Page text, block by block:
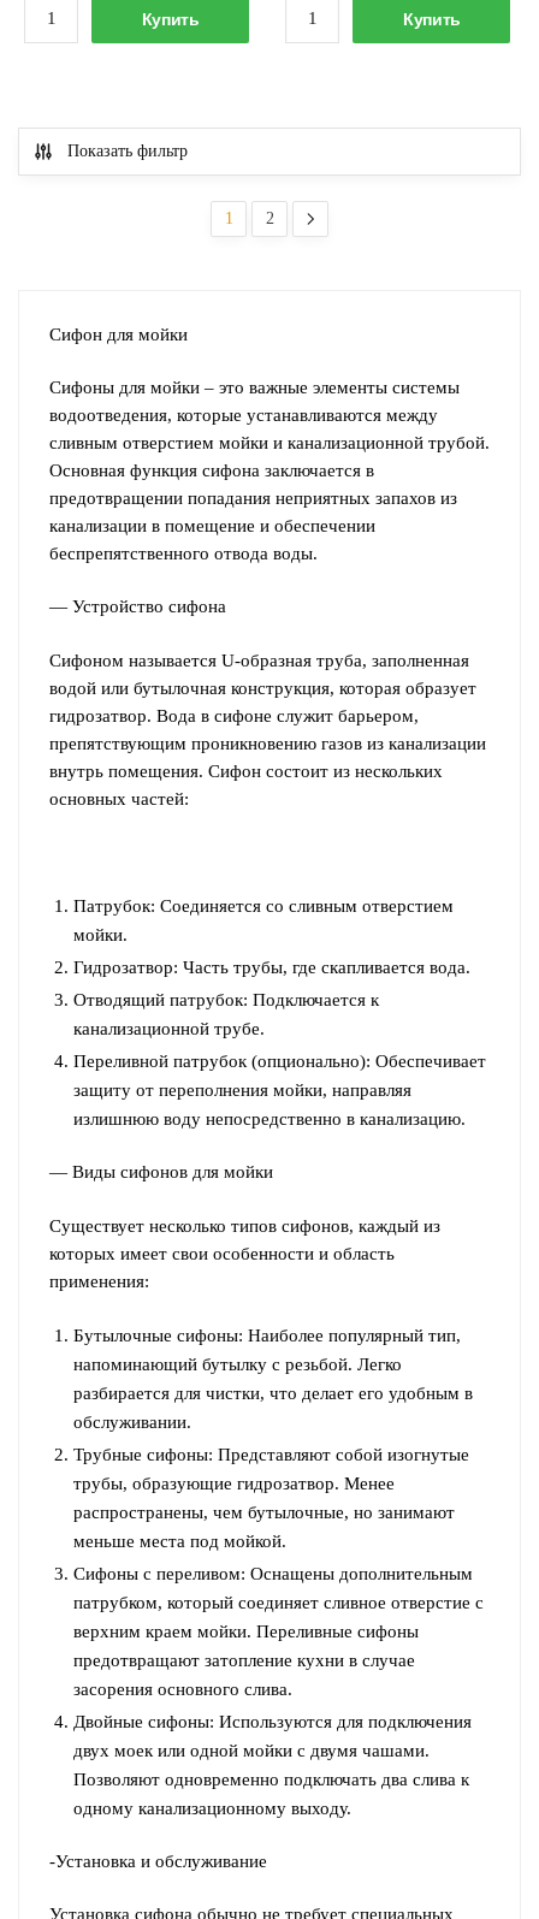
427.00 р..
ORIO
3-
1/2"х40
Купить
двойной
1-
Купить
Показать фильтр
1 2
Сифон для мойки
Сифоны для мойки – это важные элементы системы
водоотведения, которые устанавливаются между
сливным отверстием мойки и канализационной трубой.
Основная функция сифона заключается в
предотвращении попадания неприятных запахов из
канализации в помещение и обеспечении
беспрепятственного отвода воды.
— Устройство сифона
Сифоном называется U-образная труба, заполненная
водой или бутылочная конструкция, которая образует
гидрозатвор. Вода в сифоне служит барьером,
препятствующим проникновению газов из канализации
внутрь помещения. Сифон состоит из нескольких
основных частей:
Патрубок: Соединяется со сливным отверстием
мойки.
Гидрозатвор: Часть трубы, где скапливается вода.
Отводящий патрубок: Подключается к
канализационной трубе.
Переливной патрубок (опционально): Обеспечивает
защиту от переполнения мойки, направляя
излишнюю воду непосредственно в канализацию.
— Виды сифонов для мойки
Существует несколько типов сифонов, каждый из
которых имеет свои особенности и область
применения:
Бутылочные сифоны: Наиболее популярный тип,
напоминающий бутылку с резьбой. Легко
разбирается для чистки, что делает его удобным в
обслуживании.
Трубные сифоны: Представляют собой изогнутые
трубы, образующие гидрозатвор. Менее
распространены, чем бутылочные, но занимают
меньше места под мойкой.
Сифоны с переливом: Оснащены дополнительным
патрубком, который соединяет сливное отверстие с
верхним краем мойки. Переливные сифоны
предотвращают затопление кухни в случае
засорения основного слива.
Двойные сифоны: Используются для подключения
двух моек или одной мойки с двумя чашами.
Позволяют одновременно подключать два слива к
одному канализационному выходу.
-Установка и обслуживание
Установка сифона обычно не требует специальных